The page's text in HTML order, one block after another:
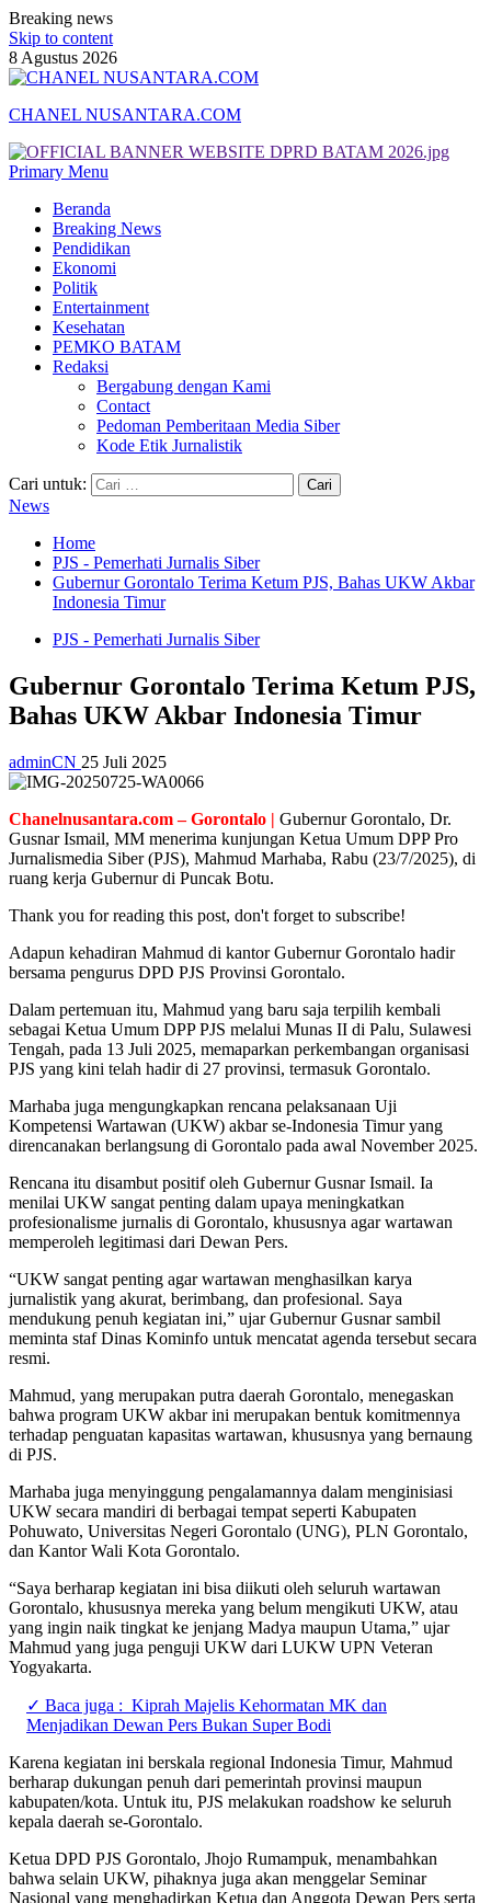
Breaking news
Skip to content
8 Agustus 2026
CHANEL NUSANTARA.COM
Primary Menu
Beranda
Breaking News
Pendidikan
Ekonomi
Politik
Entertainment
Kesehatan
PEMKO BATAM
Redaksi
Bergabung dengan Kami
Contact
Pedoman Pemberitaan Media Siber
Kode Etik Jurnalistik
Cari untuk:
News
Home
PJS - Pemerhati Jurnalis Siber
Gubernur Gorontalo Terima Ketum PJS, Bahas UKW Akbar
Indonesia Timur
PJS - Pemerhati Jurnalis Siber
Gubernur Gorontalo Terima Ketum PJS,
Bahas UKW Akbar Indonesia Timur
adminCN 25 Juli 2025
Chanelnusantara.com – Gorontalo | Gubernur Gorontalo, Dr.
Gusnar Ismail, MM menerima kunjungan Ketua Umum DPP Pro
Jurnalismedia Siber (PJS), Mahmud Marhaba, Rabu (23/7/2025), di
ruang kerja Gubernur di Puncak Botu.
Thank you for reading this post, don't forget to subscribe!
Adapun kehadiran Mahmud di kantor Gubernur Gorontalo hadir
bersama pengurus DPD PJS Provinsi Gorontalo.
Dalam pertemuan itu, Mahmud yang baru saja terpilih kembali
sebagai Ketua Umum DPP PJS melalui Munas II di Palu, Sulawesi
Tengah, pada 13 Juli 2025, memaparkan perkembangan organisasi
PJS yang kini telah hadir di 27 provinsi, termasuk Gorontalo.
Marhaba juga mengungkapkan rencana pelaksanaan Uji
Kompetensi Wartawan (UKW) akbar se-Indonesia Timur yang
direncanakan berlangsung di Gorontalo pada awal November 2025.
Rencana itu disambut positif oleh Gubernur Gusnar Ismail. Ia
menilai UKW sangat penting dalam upaya meningkatkan
profesionalisme jurnalis di Gorontalo, khususnya agar wartawan
memperoleh legitimasi dari Dewan Pers.
“UKW sangat penting agar wartawan menghasilkan karya
jurnalistik yang akurat, berimbang, dan profesional. Saya
mendukung penuh kegiatan ini,” ujar Gubernur Gusnar sambil
meminta staf Dinas Kominfo untuk mencatat agenda tersebut secara
resmi.
Mahmud, yang merupakan putra daerah Gorontalo, menegaskan
bahwa program UKW akbar ini merupakan bentuk komitmennya
terhadap penguatan kapasitas wartawan, khususnya yang bernaung
di PJS.
Marhaba juga menyinggung pengalamannya dalam menginisiasi
UKW secara mandiri di berbagai tempat seperti Kabupaten
Pohuwato, Universitas Negeri Gorontalo (UNG), PLN Gorontalo,
dan Kantor Wali Kota Gorontalo.
“Saya berharap kegiatan ini bisa diikuti oleh seluruh wartawan
Gorontalo, khususnya mereka yang belum mengikuti UKW, atau
yang ingin naik tingkat ke jenjang Madya maupun Utama,” ujar
Mahmud yang juga penguji UKW dari LUKW UPN Veteran
Yogyakarta.
✓ Baca juga : Kiprah Majelis Kehormatan MK dan
Menjadikan Dewan Pers Bukan Super Bodi
Karena kegiatan ini berskala regional Indonesia Timur, Mahmud
berharap dukungan penuh dari pemerintah provinsi maupun
kabupaten/kota. Untuk itu, PJS melakukan roadshow ke seluruh
kepala daerah se-Gorontalo.
Ketua DPD PJS Gorontalo, Jhojo Rumampuk, menambahkan
bahwa selain UKW, pihaknya juga akan menggelar Seminar
Nasional yang menghadirkan Ketua dan Anggota Dewan Pers serta